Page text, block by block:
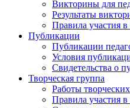
Викторины для
Результаты
Правила участия
Публикации
Публикации
Условия
Свидетельства о
Творческая группа
Работы
Правила участия в